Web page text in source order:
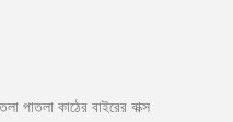
পাতলা কাঠের বাইরের বাক্স